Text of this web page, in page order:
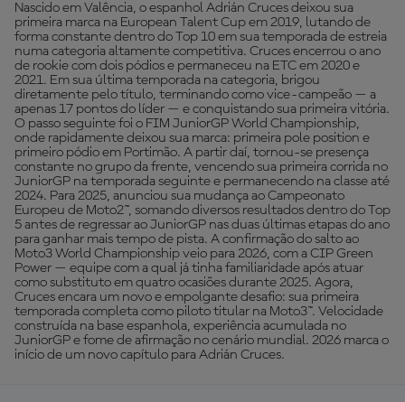
Nascido em Valência, o espanhol Adrián Cruces deixou sua
primeira marca na European Talent Cup em 2019, lutando de
forma constante dentro do Top 10 em sua temporada de estreia
numa categoria altamente competitiva. Cruces encerrou o ano
de rookie com dois pódios e permaneceu na ETC em 2020 e
2021. Em sua última temporada na categoria, brigou
diretamente pelo título, terminando como vice-campeão — a
apenas 17 pontos do líder — e conquistando sua primeira vitória.
O passo seguinte foi o FIM JuniorGP World Championship,
onde rapidamente deixou sua marca: primeira pole position e
primeiro pódio em Portimão. A partir daí, tornou-se presença
constante no grupo da frente, vencendo sua primeira corrida no
JuniorGP na temporada seguinte e permanecendo na classe até
2024. Para 2025, anunciou sua mudança ao Campeonato
Europeu de Moto2™, somando diversos resultados dentro do Top
5 antes de regressar ao JuniorGP nas duas últimas etapas do ano
para ganhar mais tempo de pista. A confirmação do salto ao
Moto3 World Championship veio para 2026, com a CIP Green
Power — equipe com a qual já tinha familiaridade após atuar
como substituto em quatro ocasiões durante 2025. Agora,
Cruces encara um novo e empolgante desafio: sua primeira
temporada completa como piloto titular na Moto3™. Velocidade
construída na base espanhola, experiência acumulada no
JuniorGP e fome de afirmação no cenário mundial. 2026 marca o
início de um novo capítulo para Adrián Cruces.